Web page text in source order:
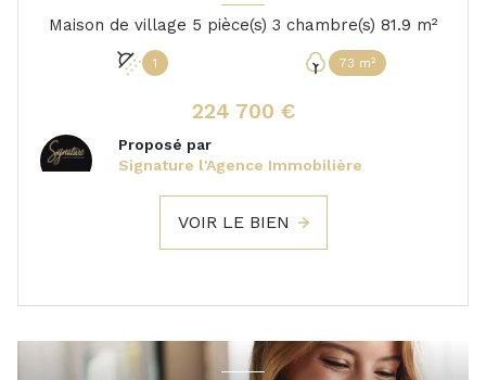
Maison de village 5 pièce(s) 3 chambre(s) 81.9 m²
1 73 m²
224 700 €
Proposé par
Signature l'Agence Immobilière
VOIR LE BIEN